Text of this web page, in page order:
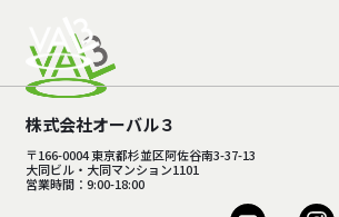
株式会社オーバル３
〒166-0004 東京都杉並区阿佐谷南3-37-13
大同ビル・大同マンション1101
営業時間：9:00-18:00